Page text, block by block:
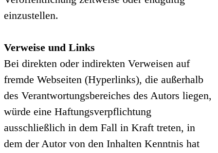
einzustellen.
Verweise und Links
Bei direkten oder indirekten Verweisen auf
fremde Webseiten (Hyperlinks), die außerhalb
des Verantwortungsbereiches des Autors liegen,
würde eine Haftungsverpflichtung
ausschließlich in dem Fall in Kraft treten, in
dem der Autor von den Inhalten Kenntnis hat